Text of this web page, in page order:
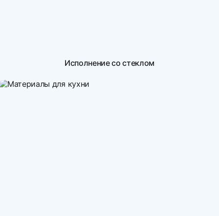
Исполнение со стеклом